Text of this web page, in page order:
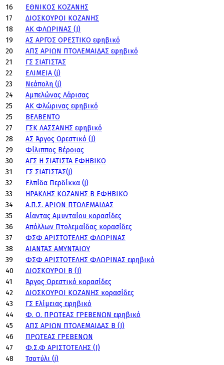
16
ΕΘΝΙΚΟΣ ΚΟΖΑΝΗΣ
17
ΔΙΟΣΚΟΥΡΟΙ ΚΟΖΑΝΗΣ
18
ΑΚ ΦΛΩΡΙΝΑΣ (J)
19
ΑΣ ΑΡΓΟΣ ΟΡΕΣΤΙΚΟ εφηβικό
20
ΑΠΣ ΑΡΙΩΝ ΠΤΟΛΕΜΑΙΔΑΣ εφηβικό
21
ΓΣ ΣΙΑΤΙΣΤΑΣ
22
ΕΛΙΜΕΙΑ (j)
23
Νεάπολη (j)
24
Αμπελώνας Λάρισας
25
ΑΚ Φλώρινας εφηβικό
25
ΒΕΛΒΕΝΤΟ
27
ΓΣΚ ΛΑΣΣΑΝΗΣ εφηβικό
28
ΑΣ Άργος Ορεστικό (J)
29
Φίλιππος Βέροιας
30
ΑΓΣ Η ΣΙΑΤΙΣΤΑ ΕΦΗΒΙΚΟ
31
ΓΣ ΣΙΑΤΙΣΤΑΣ(j)
32
Ελπίδα Περδίκκα (j)
33
ΗΡΑΚΛΗΣ ΚΟΖΑΝΗΣ Β ΕΦΗΒΙΚΟ
34
Α.Π.Σ. ΑΡΙΩΝ ΠΤΟΛΕΜΑΙΔΑΣ
35
Αίαντας Αμυνταίου κορασίδες
36
Απόλλων Πτολεμαίδας κορασίδες
37
ΦΣΦ ΑΡΙΣΤΟΤΕΛΗΣ ΦΛΩΡΙΝΑΣ
38
ΑΙΑΝΤΑΣ ΑΜΥΝΤΑΙΟΥ
39
ΦΣΦ ΑΡΙΣΤΟΤΕΛΗΣ ΦΛΩΡΙΝΑΣ εφηβικό
40
ΔΙΟΣΚΟΥΡΟΙ Β (J)
41
Άργος Ορεστικό κορασίδες
42
ΔΙΟΣΚΟΥΡΟΙ ΚΟΖΑΝΗΣ κορασίδες
43
ΓΣ Ελίμειας εφηβικό
44
Φ. Ο. ΠΡΩΤΕΑΣ ΓΡΕΒΕΝΩΝ εφηβικό
45
ΑΠΣ ΑΡΙΩΝ ΠΤΟΛΕΜΑΙΔΑΣ Β (J)
46
ΠΡΩΤΕΑΣ ΓΡΕΒΕΝΩΝ
47
Φ.Σ.Φ ΑΡΙΣΤΟΤΕΛΗΣ (J)
48
Τσοτύλι (j)